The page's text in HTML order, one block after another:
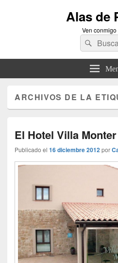
Alas de
Ven
Buscar
por:
Buscar
ARCHIVOS DE LA
El Hotel Villa
Publicado el 16 diciembre 2012por